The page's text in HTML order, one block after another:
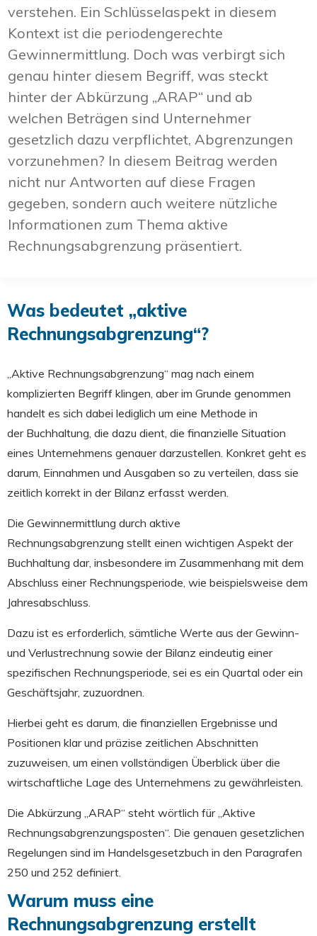
verstehen. Ein Schlüsselaspekt in diesem
Kontext ist die periodengerechte
Gewinnermittlung. Doch was verbirgt sich
genau hinter diesem Begriff, was steckt
hinter der Abkürzung „ARAP“ und ab
welchen Beträgen sind Unternehmer
gesetzlich dazu verpflichtet, Abgrenzungen
vorzunehmen? In diesem Beitrag werden
nicht nur Antworten auf diese Fragen
gegeben, sondern auch weitere nützliche
Informationen zum Thema aktive
Rechnungsabgrenzung präsentiert.
Was bedeutet „aktive
Rechnungsabgrenzung“?
„Aktive Rechnungsabgrenzung“ mag nach einem
komplizierten Begriff klingen, aber im Grunde genommen
handelt es sich dabei lediglich um eine Methode in
der Buchhaltung, die dazu dient, die finanzielle Situation
eines Unternehmens genauer darzustellen. Konkret geht es
darum, Einnahmen und Ausgaben so zu verteilen, dass sie
zeitlich korrekt in der Bilanz erfasst werden.
Die Gewinnermittlung durch aktive
Rechnungsabgrenzung stellt einen wichtigen Aspekt der
Buchhaltung dar, insbesondere im Zusammenhang mit dem
Abschluss einer Rechnungsperiode, wie beispielsweise dem
Jahresabschluss.
Dazu ist es erforderlich, sämtliche Werte aus der Gewinn-
und Verlustrechnung sowie der Bilanz eindeutig einer
spezifischen Rechnungsperiode, sei es ein Quartal oder ein
Geschäftsjahr, zuzuordnen.
Hierbei geht es darum, die finanziellen Ergebnisse und
Positionen klar und präzise zeitlichen Abschnitten
zuzuweisen, um einen vollständigen Überblick über die
wirtschaftliche Lage des Unternehmens zu gewährleisten.
Die Abkürzung „ARAP“ steht wörtlich für „Aktive
Rechnungsabgrenzungsposten“. Die genauen gesetzlichen
Regelungen sind im Handelsgesetzbuch in den Paragrafen
250 und 252 definiert.
Warum muss eine
Rechnungsabgrenzung erstellt